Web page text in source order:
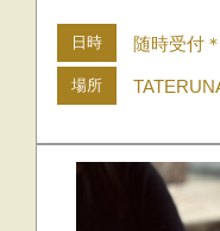
日時 随時受付
場所